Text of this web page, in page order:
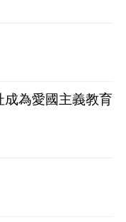
成為愛國主義教育